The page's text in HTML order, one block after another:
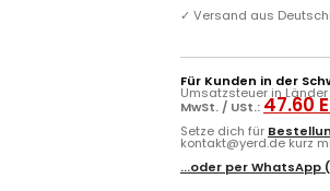
✓ Versand aus
Für Kunden in der
Umsatzsteuer in
MwSt. / USt.: 47.60
Setze dich für
kontakt@yerd.de kurz
...oder perWhatsApp